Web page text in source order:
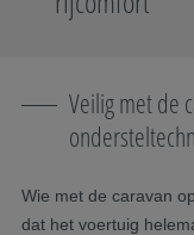
Veilig met de
​Wie met de caravan
dat het voertuig